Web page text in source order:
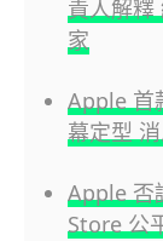
責人解釋
家
Apple 首
幕定型
Apple
Store 公